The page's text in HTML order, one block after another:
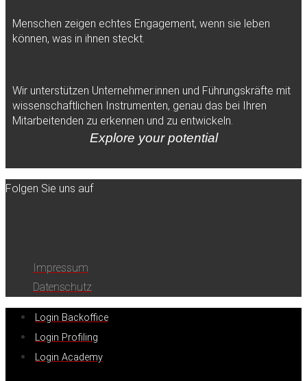
Menschen zeigen echtes Engagement, wenn sie leben
können, was in ihnen steckt.
Wir unterstützen Unternehmer:innen und Führungskräfte mit
wissenschaftlichen Instrumenten, genau das bei Ihren
Mitarbeitenden zu erkennen und zu entwickeln.
Explore your potential
Folgen Sie uns auf
Impressum
Datenschutz
Login Backoffice
Login Profiling
Login Academy